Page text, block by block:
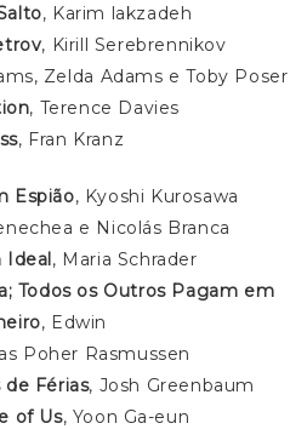
, Karim lakzadeh
, Kirill Serebrennikov
Zelda Adams e Toby Poser
, Terence Davies
, Fran Kranz
Espião, Kyoshi Kurosawa
e Nicolás Branca
Ideal, Maria Schrader
Todos os Outros Pagam em
, Edwin
Poher Rasmussen
de Férias, Josh Greenbaum
of Us, Yoon Ga-eun